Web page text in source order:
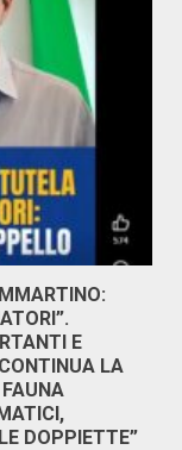
E
LA
DOPPIETTE”